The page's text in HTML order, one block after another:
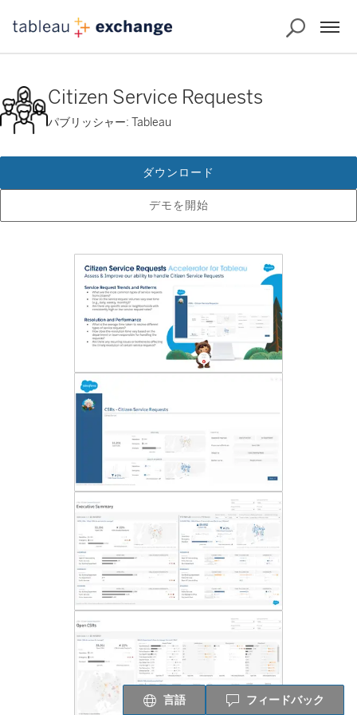
Citizen Service Requests
パブリッシャー: Tableau
デモを開始
ダウンロード
言語 フィードバック